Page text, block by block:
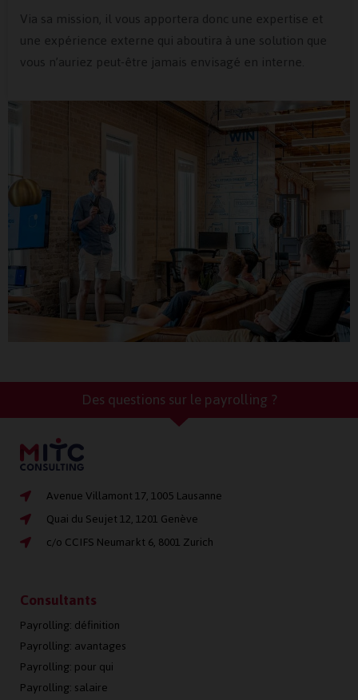
Via sa mission, il vous apportera donc une expertise et
une expérience externe qui aboutira à une solution que
vous n’auriez peut-être jamais envisagé en interne.
Des questions sur le payrolling ?
Avenue Villamont 17, 1005 Lausanne
Quai du Seujet 12, 1201 Genève
c/o CCIFS Neumarkt 6, 8001 Zurich
Consultants
Payrolling: définition
Payrolling: avantages
Payrolling: pour qui
Payrolling: salaire